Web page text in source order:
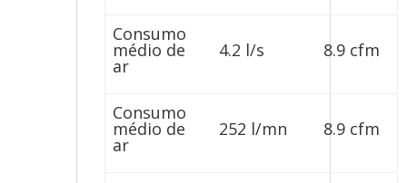
Consumo
médio de
ar
4.2 l/s 8.9 cfm
Consumo
médio de
ar
252 l/mn 8.9 cfm